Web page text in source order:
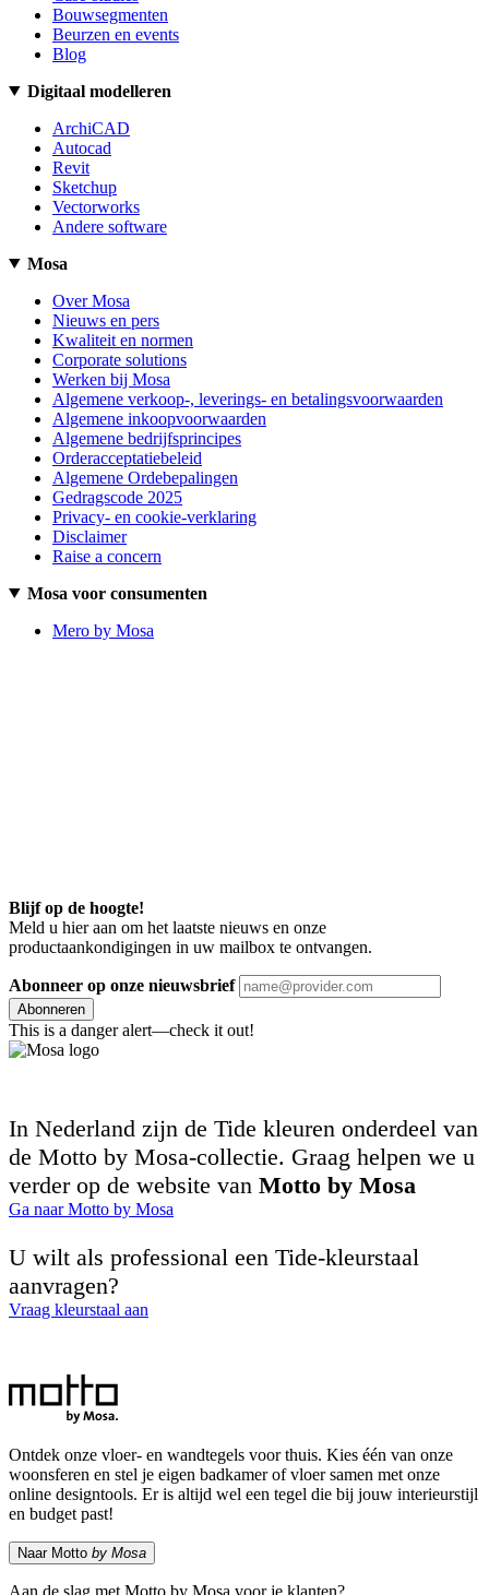
Bouwsegmenten
Beurzen en events
Blog
Digitaal modelleren
ArchiCAD
Autocad
Revit
Sketchup
Vectorworks
Andere software
Mosa
Over Mosa
Nieuws en pers
Kwaliteit en normen
Corporate solutions
Werken bij Mosa
Algemene verkoop-, leverings- en betalingsvoorwaarden
Algemene inkoopvoorwaarden
Algemene bedrijfsprincipes
Orderacceptatiebeleid
Algemene Ordebepalingen
Gedragscode 2025
Privacy- en cookie-verklaring
Disclaimer
Raise a concern
Mosa voor consumenten
Mero by Mosa
Blijf op de hoogte!
Meld u hier aan om het laatste nieuws en onze
productaankondigingen in uw mailbox te ontvangen.
Abonneer op onze nieuwsbrief
Abonneren
This is a danger alert—check it out!
In Nederland zijn de Tide kleuren onderdeel van
de Motto by Mosa-collectie. Graag helpen we u
verder op de website van Motto by Mosa
Ga naar Motto by Mosa
U wilt als professional een Tide-kleurstaal
aanvragen?
Vraag kleurstaal aan
Ontdek onze vloer- en wandtegels voor thuis. Kies één van onze
woonsferen en stel je eigen badkamer of vloer samen met onze
online designtools. Er is altijd wel een tegel die bij jouw interieurstijl
en budget past!
Naar Motto by Mosa
Aan de slag met Motto by Mosa voor je klanten?